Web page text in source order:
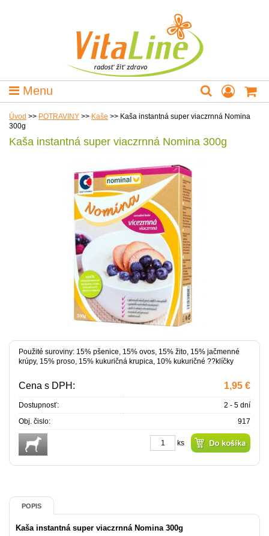
Menu
Úvod >> POTRAVINY >> Kaše >> Kaša instantná super viaczrnná Nomina
300g
Kaša instantná super viaczrnná Nomina 300g
Použité suroviny: 15% pšenice, 15% ovos, 15% žito, 15% jačmenné
krúpy, 15% proso, 15% kukuričná krupica, 10% kukuričné ??klíčky
Cena s DPH: 1,95 €
Dostupnosť:
2 - 5 dní
Obj. čislo:
917
ks
POPIS
Kaša instantná super viaczrnná Nomina 300g